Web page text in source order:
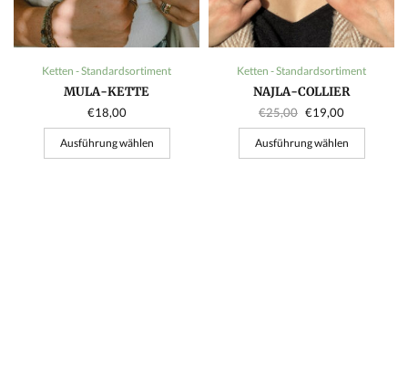
Ketten - Standardsortiment
MULA-KETTE
€18,00
Ausführung wählen
Ketten - Standardsortiment
NAJLA-COLLIER
€25,00 €19,00
Ausführung wählen